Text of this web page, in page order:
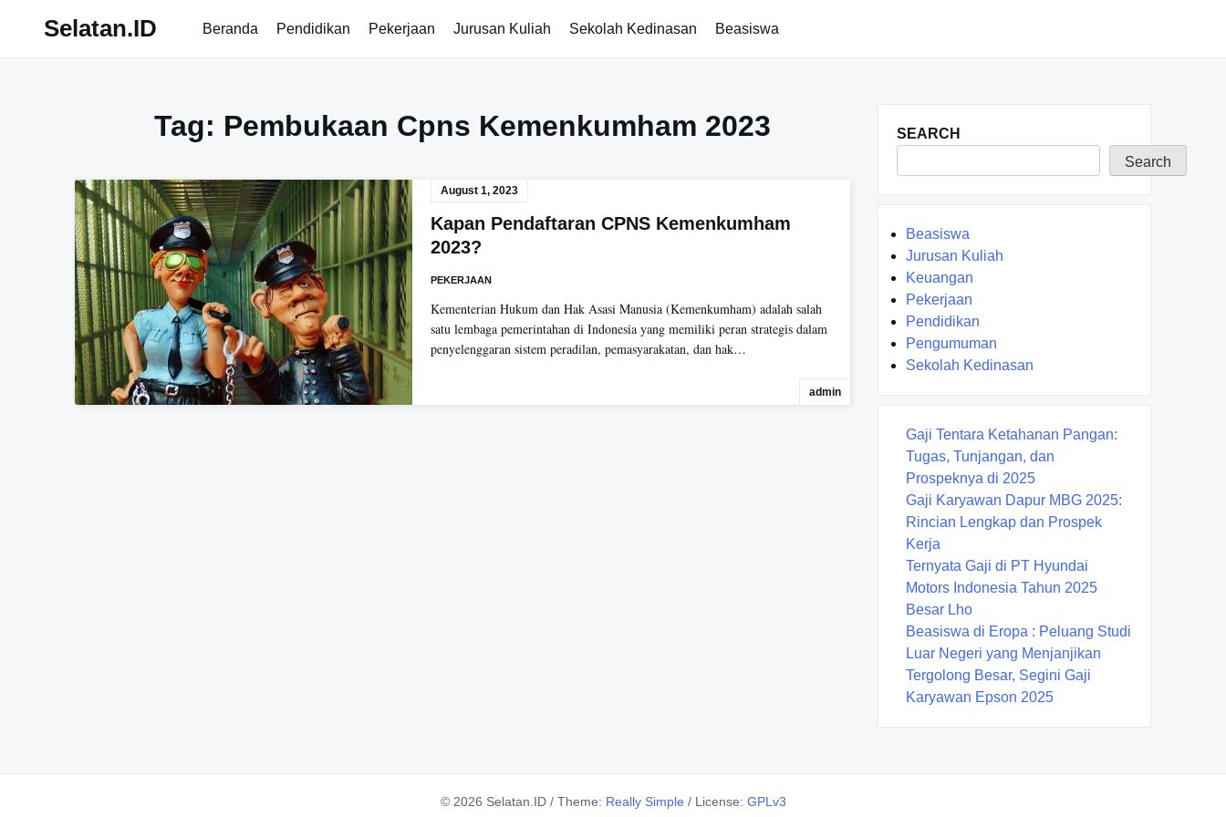
Selatan.ID Beranda Pendidikan Pekerjaan Jurusan Kuliah Sekolah Kedinasan Beasiswa
Tag: Pembukaan Cpns Kemenkumham 2023
August 1, 2023
Kapan Pendaftaran CPNS Kemenkumham
2023?
PEKERJAAN
Kementerian Hukum dan Hak Asasi Manusia (Kemenkumham) adalah salah
satu lembaga pemerintahan di Indonesia yang memiliki peran strategis dalam
penyelenggaran sistem peradilan, pemasyarakatan, dan hak…
admin
SEARCH
Search
Beasiswa
Jurusan Kuliah
Keuangan
Pekerjaan
Pendidikan
Pengumuman
Sekolah Kedinasan
Gaji Tentara Ketahanan Pangan:
Tugas, Tunjangan, dan
Prospeknya di 2025
Gaji Karyawan Dapur MBG 2025:
Rincian Lengkap dan Prospek
Kerja
Ternyata Gaji di PT Hyundai
Motors Indonesia Tahun 2025
Besar Lho
Beasiswa di Eropa : Peluang Studi
Luar Negeri yang Menjanjikan
Tergolong Besar, Segini Gaji
Karyawan Epson 2025
© 2026 Selatan.ID / Theme: Really Simple / License: GPLv3